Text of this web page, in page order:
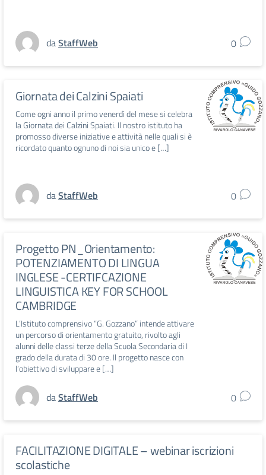
daStaffWeb 0
Giornata dei Calzini Spaiati
Come ogni anno il primo venerdì del mese si celebra
la Giornata dei Calzini Spaiati. Il nostro istituto ha
promosso diverse iniziative e attività nelle quali si è
ricordato quanto ognuno di noi sia unico e […]
daStaffWeb 0
Progetto PN_Orientamento:
POTENZIAMENTO DI LINGUA
INGLESE -CERTIFCAZIONE
LINGUISTICA KEY FOR SCHOOL
CAMBRIDGE
L’Istituto comprensivo “G. Gozzano” intende attivare
un percorso di orientamento gratuito, rivolto agli
alunni delle classi terze della Scuola Secondaria di I
grado della durata di 30 ore. Il progetto nasce con
l’obiettivo di sviluppare e […]
daStaffWeb 0
FACILITAZIONE DIGITALE – webinar iscrizioni
scolastiche